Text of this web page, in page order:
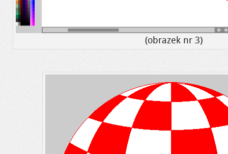
(obrazek nr 3)